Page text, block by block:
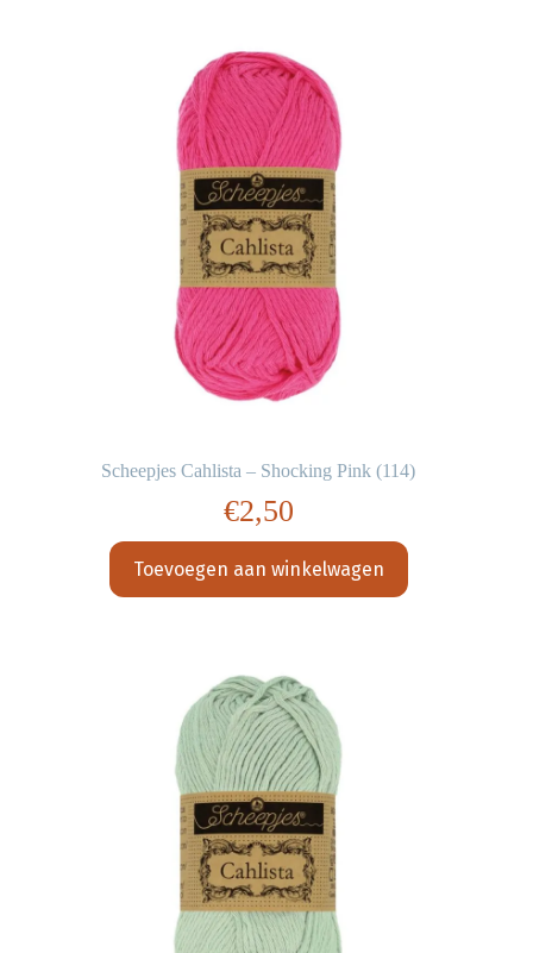
Scheepjes Cahlista – Shocking Pink (114)
€2,50
Toevoegen aan winkelwagen